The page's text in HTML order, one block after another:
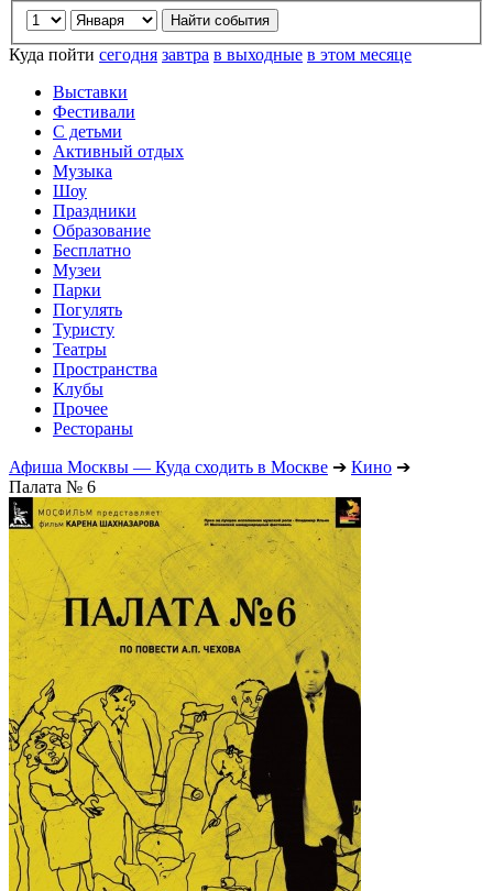
Куда пойти сегодня завтра в выходные в этом месяце
Выставки
Фестивали
С детьми
Активный отдых
Музыка
Шоу
Праздники
Образование
Бесплатно
Музеи
Парки
Погулять
Туристу
Театры
Пространства
Клубы
Прочее
Рестораны
Афиша Москвы — Куда сходить в Москве ➔ Кино ➔
Палата № 6